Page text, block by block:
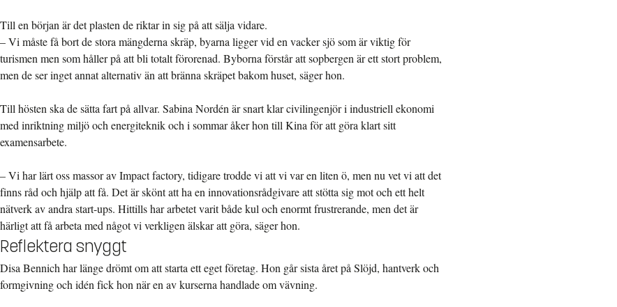
Till en början är det plasten de riktar in sig på att sälja vidare.
– Vi måste få bort de stora mängderna skräp, byarna ligger vid en vacker sjö som är viktig för
turismen men som håller på att bli totalt förorenad. Byborna förstår att sopbergen är ett stort problem,
men de ser inget annat alternativ än att bränna skräpet bakom huset, säger hon.
Till hösten ska de sätta fart på allvar. Sabina Nordén är snart klar civilingenjör i industriell ekonomi
med inriktning miljö och energiteknik och i sommar åker hon till Kina för att göra klart sitt
examensarbete.
– Vi har lärt oss massor av Impact factory, tidigare trodde vi att vi var en liten ö, men nu vet vi att det
finns råd och hjälp att få. Det är skönt att ha en innovationsrådgivare att stötta sig mot och ett helt
nätverk av andra start-ups. Hittills har arbetet varit både kul och enormt frustrerande, men det är
härligt att få arbeta med något vi verkligen älskar att göra, säger hon.
Reflektera snyggt
Disa Bennich har länge drömt om att starta ett eget företag. Hon går sista året på Slöjd, hantverk och
formgivning och idén fick hon när en av kurserna handlade om vävning.